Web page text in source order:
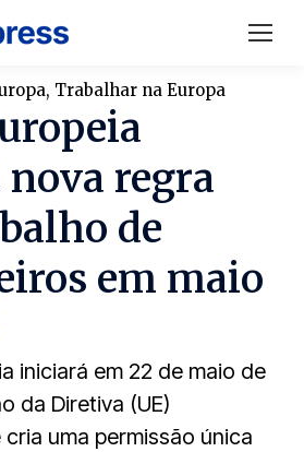
, Trabalhar na Europa
regra
de
em maio
iniciará em 22 de maio de
da Diretiva (UE)
uma permissão única